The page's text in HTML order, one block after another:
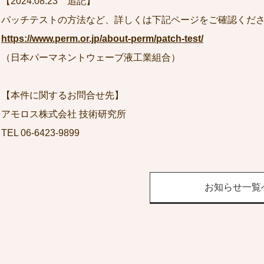
パッチテストの方法など、詳しくは下記ページをご確認くださ
https://www.perm.or.jp/about-perm/patch-test/
（日本パーマネントウェーブ液工業組合）
【本件に関するお問合せ先】
アモロス株式会社 技術研究所
TEL 06-6423-9899
お知らせ一覧